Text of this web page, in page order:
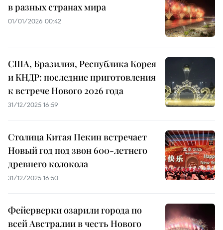
в разных странах мира
01/01/2026 00:42
США, Бразилия, Республика Корея
и КНДР: последние приготовления
к встрече Нового 2026 года
31/12/2025 16:59
Столица Китая Пекин встречает
Новый год под звон 600-летнего
древнего колокола
31/12/2025 16:50
Фейерверки озарили города по
всей Австралии в честь Нового